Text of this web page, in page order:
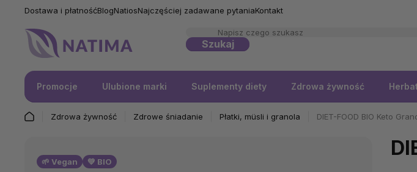
Dostawa i płatnośćBlogNatiosNajczęściej zadawane pytaniaKontakt
Szukaj
Promocje Ulubione marki Suplementy diety Zdrowa żywność
Zdrowa żywność Zdrowe śniadanie Płatki, müsli i granola DIET-FOOD BIO Keto
🌱 Vegan 💚 BIO